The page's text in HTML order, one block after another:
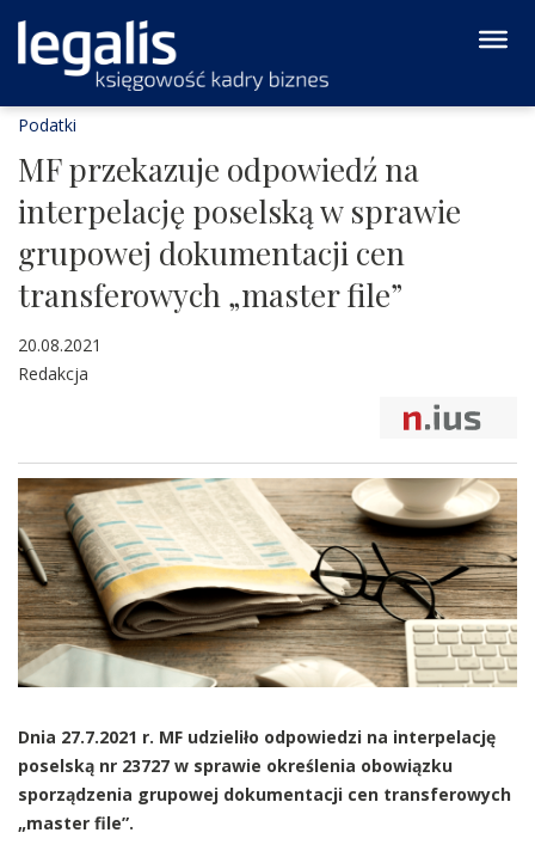
Podatki
MF przekazuje odpowiedź na
interpelację poselską w sprawie
grupowej dokumentacji cen
transferowych „master file”
20.08.2021
Redakcja
Dnia 27.7.2021 r. MF udzieliło odpowiedzi na interpelację
poselską nr 23727 w sprawie określenia obowiązku
sporządzenia grupowej dokumentacji cen transferowych
„master file”.